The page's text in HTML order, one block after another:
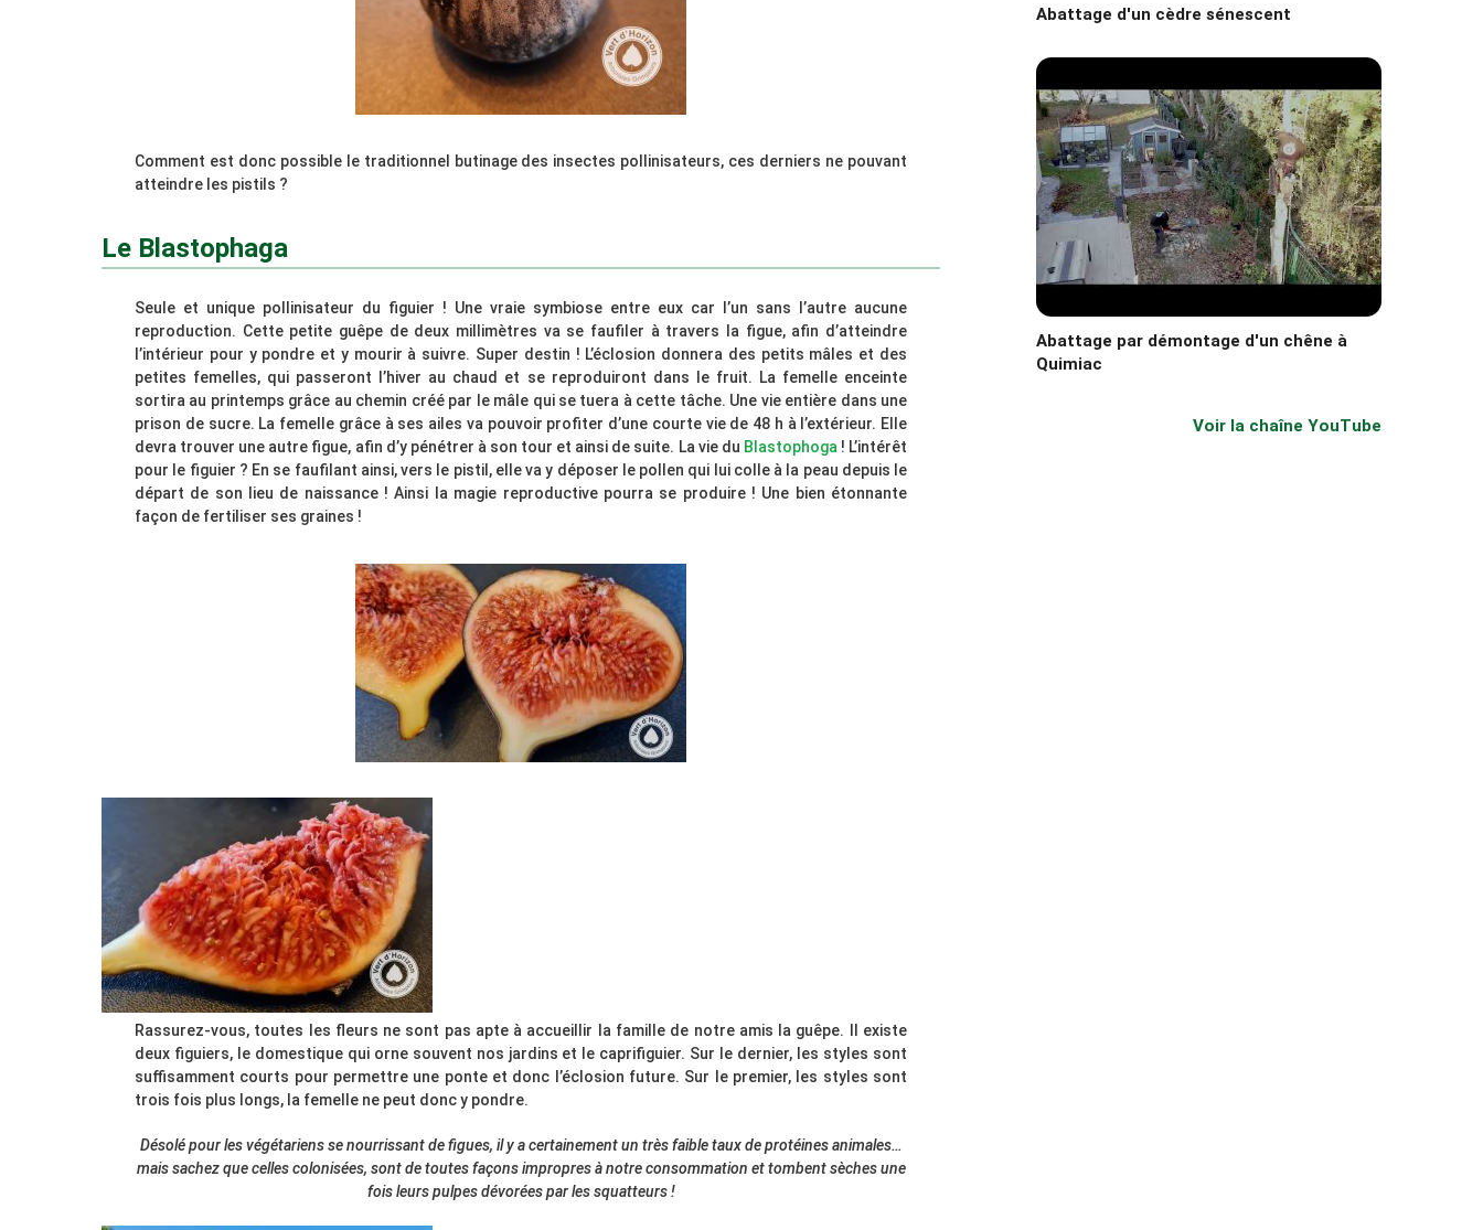
Comment est donc possible le traditionnel butinage des insectes pollinisateurs, ces derniers ne pouvant
atteindre les pistils ?
Le Blastophaga
Seule et unique pollinisateur du figuier ! Une vraie symbiose entre eux car l’un sans l’autre aucune
reproduction. Cette petite guêpe de deux millimètres va se faufiler à travers la figue, afin d’atteindre
l’intérieur pour y pondre et y mourir à suivre. Super destin ! L’éclosion donnera des petits mâles et des
petites femelles, qui passeront l’hiver au chaud et se reproduiront dans le fruit. La femelle enceinte
sortira au printemps grâce au chemin créé par le mâle qui se tuera à cette tâche. Une vie entière dans une
prison de sucre. La femelle grâce à ses ailes va pouvoir profiter d’une courte vie de 48 h à l’extérieur. Elle
devra trouver une autre figue, afin d’y pénétrer à son tour et ainsi de suite. La vie du Blastophoga ! L’intérêt
pour le figuier ? En se faufilant ainsi, vers le pistil, elle va y déposer le pollen qui lui colle à la peau depuis le
départ de son lieu de naissance ! Ainsi la magie reproductive pourra se produire ! Une bien étonnante
façon de fertiliser ses graines !
Rassurez-vous, toutes les fleurs ne sont pas apte à accueillir la famille de notre amis la guêpe. Il existe
deux figuiers, le domestique qui orne souvent nos jardins et le caprifiguier. Sur le dernier, les styles sont
suffisamment courts pour permettre une ponte et donc l’éclosion future. Sur le premier, les styles sont
trois fois plus longs, la femelle ne peut donc y pondre.
Désolé pour les végétariens se nourrissant de figues, il y a certainement un très faible taux de protéines animales…
mais sachez que celles colonisées, sont de toutes façons impropres à notre consommation et tombent sèches une
fois leurs pulpes dévorées par les squatteurs !
Abattage d'un cèdre sénescent
Abattage par démontage d'un chêne à
Quimiac
Voir la chaîne YouTube